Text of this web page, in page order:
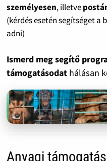
személyesen, illetve
(kérdés esetén segítséget a
adni)
Ismerd meg segítő
támogatásodat hálásan
Anyagi